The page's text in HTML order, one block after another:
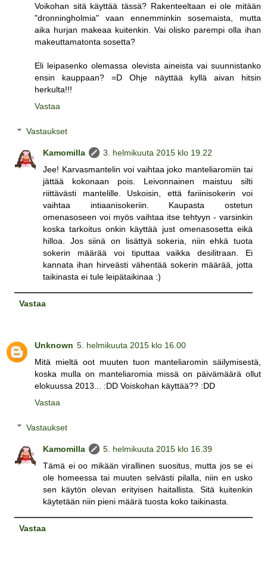
Voikohan sitä käyttää tässä? Rakenteeltaan ei ole mitään
"dronningholmia" vaan ennemminkin sosemaista, mutta
aika hurjan makeaa kuitenkin. Vai olisko parempi olla ihan
makeuttamatonta sosetta?
Eli leipasenko olemassa olevista aineista vai suunnistanko
ensin kauppaan? =D Ohje näyttää kyllä aivan hitsin
herkulta!!!
Vastaa
Vastaukset
Kamomilla
3. helmikuuta 2015 klo 19.22
Jee! Karvasmantelin voi vaihtaa joko manteliaromiin tai
jättää kokonaan pois. Leivonnainen maistuu silti
riittävästi mantelille. Uskoisin, että fariinisokerin voi
vaihtaa intiaanisokeriin. Kaupasta ostetun
omenasoseen voi myös vaihtaa itse tehtyyn - varsinkin
koska tarkoitus onkin käyttää just omenasosetta eikä
hilloa. Jos siinä on lisättyä sokeria, niin ehkä tuota
sokerin määrää voi tiputtaa vaikka desilitraan. Ei
kannata ihan hirveästi vähentää sokerin määrää, jotta
taikinasta ei tule leipätaikinaa :)
Vastaa
Unknown 5. helmikuuta 2015 klo 16.00
Mitä mieltä oot muuten tuon manteliaromin säilymisestä,
koska mulla on manteliaromia missä on päivämäärä ollut
elokuussa 2013... :DD Voiskohan käyttää?? :DD
Vastaa
Vastaukset
Kamomilla
5. helmikuuta 2015 klo 16.39
Tämä ei oo mikään virallinen suositus, mutta jos se ei
ole homeessa tai muuten selvästi pilalla, niin en usko
sen käytön olevan erityisen haitallista. Sitä kuitenkin
käytetään niin pieni määrä tuosta koko taikinasta.
Vastaa